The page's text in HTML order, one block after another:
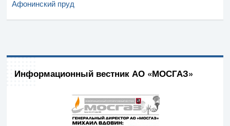
Афонинский пруд
Информационный вестник АО «МОСГАЗ»